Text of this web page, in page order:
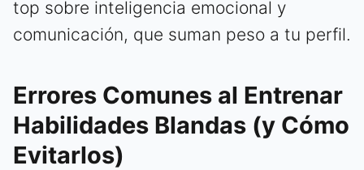
top sobre inteligencia emocional y
comunicación, que suman peso a tu perfil.
Errores Comunes al Entrenar
Habilidades Blandas (y Cómo
Evitarlos)